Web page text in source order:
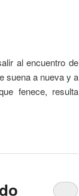
al encuentro de
suena a nueva y a
fenece, resulta